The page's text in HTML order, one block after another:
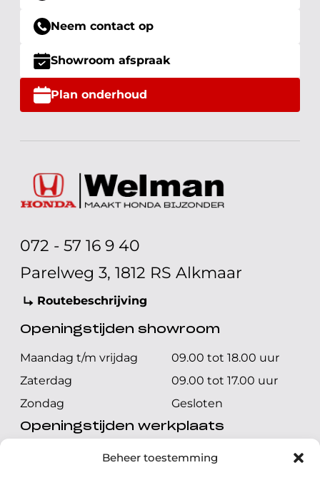
Beheer toestemming
Neem contact op
Showroom afspraak
Plan onderhoud
072 - 57 16 9 40
Parelweg 3, 1812 RS Alkmaar
Routebeschrijving
Openingstijden showroom
Maandag t/m vrijdag
09.00 tot 18.00 uur
Zaterdag
09.00 tot 17.00 uur
Zondag
Gesloten
Openingstijden werkplaats
Maandag t/m vrijdag
08.00 tot 17.00 uur